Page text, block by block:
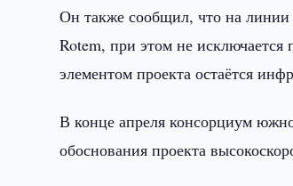
Он также сообщил, что на линии
Rotem, при этом не
элементом проекта остаётся
В конце апреля консорциум
обоснования проекта